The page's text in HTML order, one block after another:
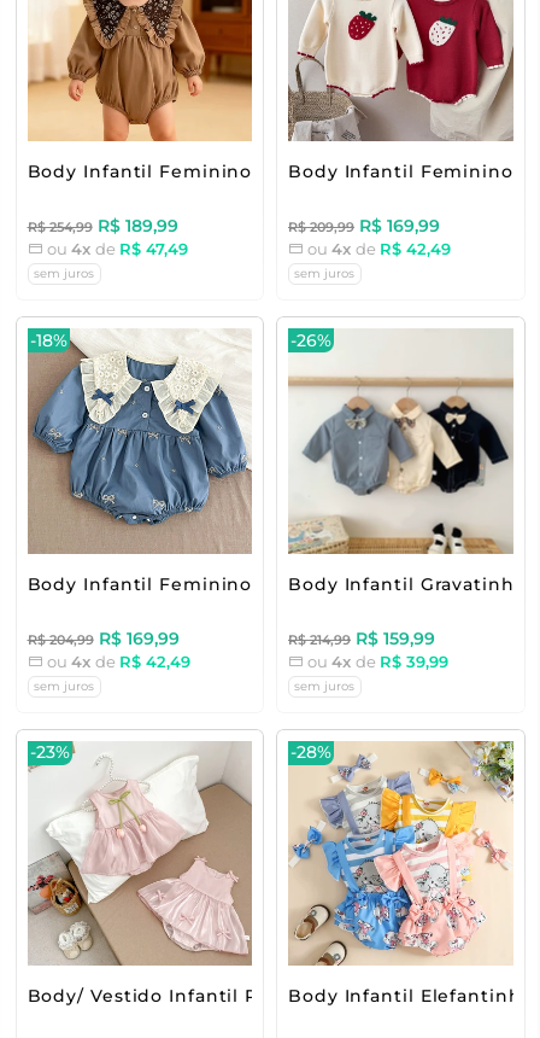
Body Infantil Feminino Golinha Floral
R$ 254,99 R$ 189,99
ou 4x de R$ 47,49
sem juros
Body Infantil Feminino
R$ 209,99 R$ 169,99
ou 4x de R$ 42,49
sem juros
-18%
Body Infantil Feminino Lacinhos
R$ 204,99 R$ 169,99
ou 4x de R$ 42,49
sem juros
-26%
Body Infantil Gravatinha
R$ 214,99 R$ 159,99
ou 4x de R$ 39,99
sem juros
-23%
Body/ Vestido Infantil Rosa Tulipas
-28%
Body Infantil